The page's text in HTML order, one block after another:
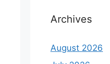
Archives
August 2026